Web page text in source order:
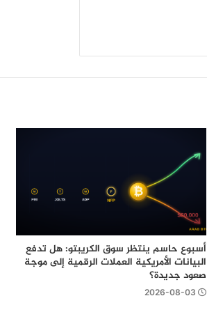
أسبوع حاسم ينتظر سوق الكريبتو: هل تدفع
البيانات الأمريكية العملات الرقمية إلى موجة
صعود جديدة؟
2026-08-03